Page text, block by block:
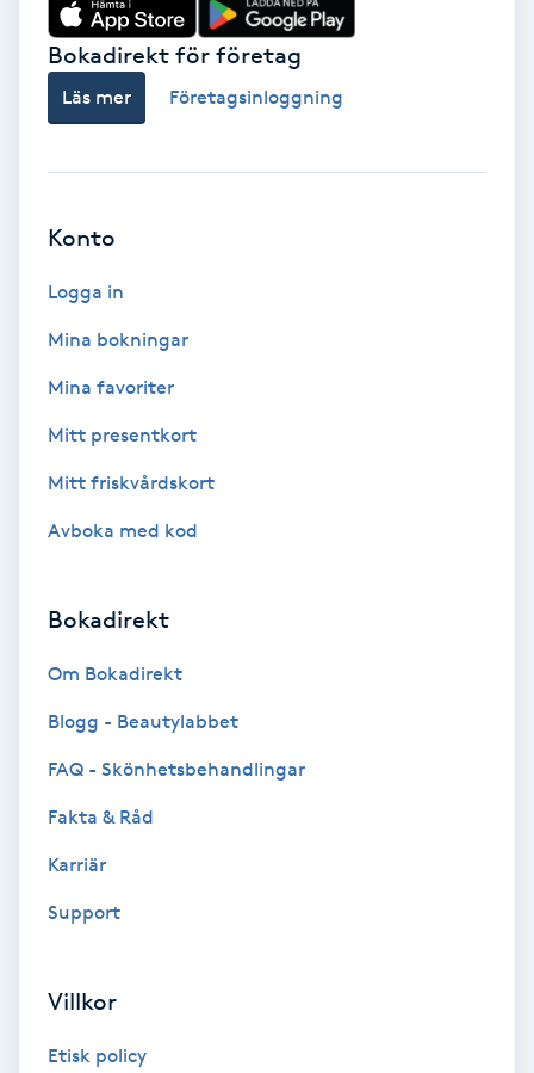
Hot Stone Massage
Hudvård
Hyaluronsyra
Hypnos
Hårbottenbehandling
Hårförlängning
Hälsa
Bokadirekt för företag
Läs mer Företagsinloggning
Konto
Logga in
Mina bokningar
Mina favoriter
Mitt presentkort
Mitt friskvårdskort
Avboka med kod
Bokadirekt
Om Bokadirekt
Blogg - Beautylabbet
FAQ - Skönhetsbehandlingar
Fakta & Råd
Karriär
Support
Villkor
Etisk policy